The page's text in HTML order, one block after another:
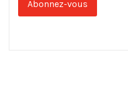
Abonnez-vous